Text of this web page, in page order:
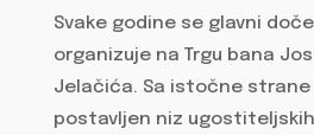
Svake godine se glavni
organizuje na Trgu bana
Jelačića. Sa istočne
postavljen niz